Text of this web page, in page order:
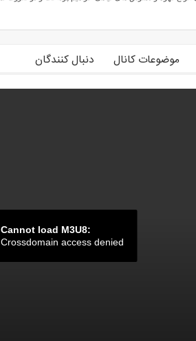
موضوعات کانال دنبال کنندگان
Cannot load M3U8:
Crossdomain access denied